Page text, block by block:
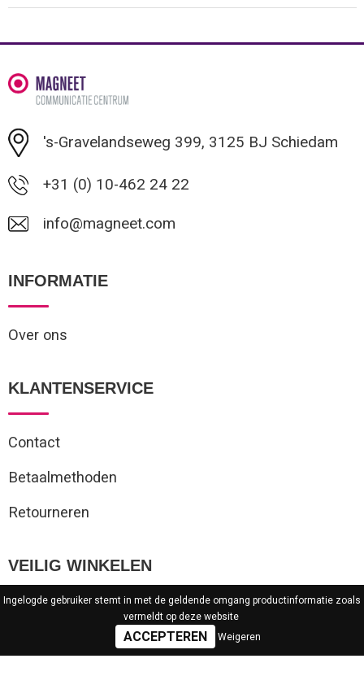
's-Gravelandseweg 399, 3125 BJ Schiedam
+31 (0) 10-462 24 22
info@magneet.com
INFORMATIE
Over ons
KLANTENSERVICE
Contact
Betaalmethoden
Retourneren
VEILIG WINKELEN
Algemene voorwaarden
Privacyverklaring
Ingelogde gebruiker stemt in met de geldende omgang productinformatie zoals
vermeldt op deze website
Weigeren